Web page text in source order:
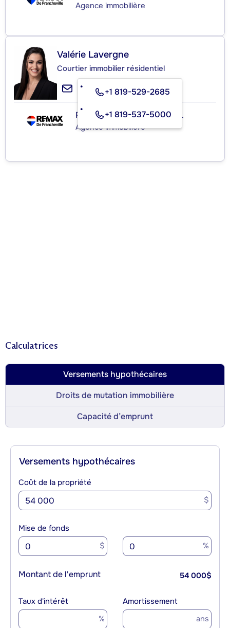
Agence immobilière
Valérie Lavergne
Courtier immobilier résidentiel
+1 819-529-2685
+1 819-537-5000
RE/MAX de Francheville Inc.
Agence immobilière
Calculatrices
Versements hypothécaires
Droits de mutation immobilière
Capacité d’emprunt
Versements hypothécaires
Coût de la propriété
$
Mise de fonds
$ %
Montant de l'emprunt 54 000$
Taux d'intérêt
%
Amortissement
ans